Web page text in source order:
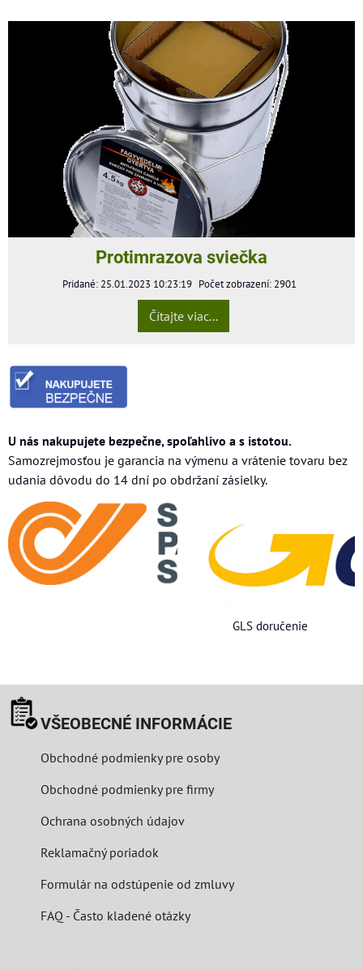
Protimrazova sviečka
Pridané: 25.01.2023 10:23:19 Počet zobrazení: 2901
Čítajte viac...
U nás nakupujete bezpečne, spoľahlivo a s istotou.
Samozrejmosťou je garancia na výmenu a vrátenie tovaru bez
udania dôvodu do 14 dní po obdržaní zásielky.
GLS doručenie
VŠEOBECNÉ INFORMÁCIE
Obchodné podmienky pre osoby
Obchodné podmienky pre firmy
Ochrana osobných údajov
Reklamačný poriadok
Formulár na odstúpenie od zmluvy
FAQ - Často kladené otázky